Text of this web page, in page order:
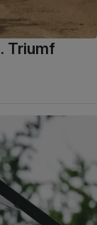
Triumf